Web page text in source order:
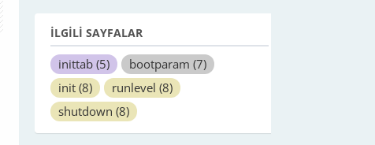
İLGİLİ SAYFALAR
inittab (5) bootparam (7)
init (8) runlevel (8)
shutdown (8)